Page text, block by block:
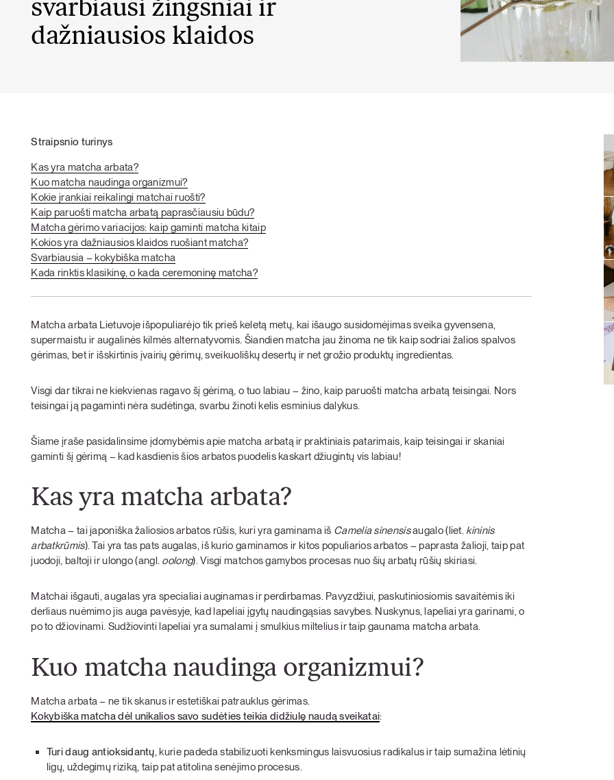
PIETŪS / VAKARIENĖ
svarbiausi žingsniai ir
dažniausios klaidos
Straipsnio turinys
Kas yra matcha arbata?
Kuo matcha naudinga organizmui?
Kokie įrankiai reikalingi matchai ruošti?
Kaip paruošti matcha arbatą paprasčiausiu būdu?
Matcha gėrimo variacijos: kaip gaminti matcha kitaip
Kokios yra dažniausios klaidos ruošiant matcha?
Svarbiausia – kokybiška matcha
Kada rinktis klasikinę, o kada ceremoninę matcha?
Matcha arbata Lietuvoje išpopuliarėjo tik prieš keletą metų, kai išaugo susidomėjimas sveika gyvensena,
supermaistu ir augalinės kilmės alternatyvomis. Šiandien matcha jau žinoma ne tik kaip sodriai žalios spalvos
gėrimas, bet ir išskirtinis įvairių gėrimų, sveikuoliškų desertų ir net grožio produktų ingredientas.
Visgi dar tikrai ne kiekvienas ragavo šį gėrimą, o tuo labiau – žino, kaip paruošti matcha arbatą teisingai. Nors
teisingai ją pagaminti nėra sudėtinga, svarbu žinoti kelis esminius dalykus.
Šiame įraše pasidalinsime įdomybėmis apie matcha arbatą ir praktiniais patarimais, kaip teisingai ir skaniai
gaminti šį gėrimą – kad kasdienis šios arbatos puodelis kaskart džiugintų vis labiau!
Kas yra matcha arbata?
Matcha – tai japoniška žaliosios arbatos rūšis, kuri yra gaminama iš Camelia sinensisaugalo (liet. kininis
arbatkrūmis). Tai yra tas pats augalas, iš kurio gaminamos ir kitos populiarios arbatos – paprasta žalioji, taip pat
juodoji, baltoji ir ulongo (angl. oolong). Visgi matchos gamybos procesas nuo šių arbatų rūšių skiriasi.
Matchai išgauti, augalas yra specialiai auginamas ir perdirbamas. Pavyzdžiui, paskutiniosiomis savaitėmis iki
derliaus nuėmimo jis auga pavėsyje, kad lapeliai įgytų naudingąsias savybes. Nuskynus, lapeliai yra garinami, o
po to džiovinami. Sudžiovinti lapeliai yra sumalami į smulkius miltelius ir taip gaunama matcha arbata.
Kuo matcha naudinga organizmui?
Matcha arbata – ne tik skanus ir estetiškai patrauklus gėrimas.
Kokybiška matcha dėl unikalios savo sudėties teikia didžiulę naudą sveikatai:
Turi daug antioksidantų, kurie padeda stabilizuoti kenksmingus laisvuosius radikalus ir taip sumažina lėtinių
ligų, uždegimų riziką, taip pat atitolina senėjimo procesus.